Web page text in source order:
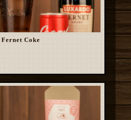
Fernet Coke